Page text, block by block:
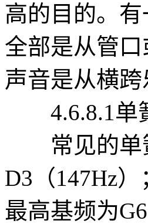
高的目的。
全部是从管
声音是从横
4.6.8.1单
常见的单簧
D3（147Hz
最高基频为